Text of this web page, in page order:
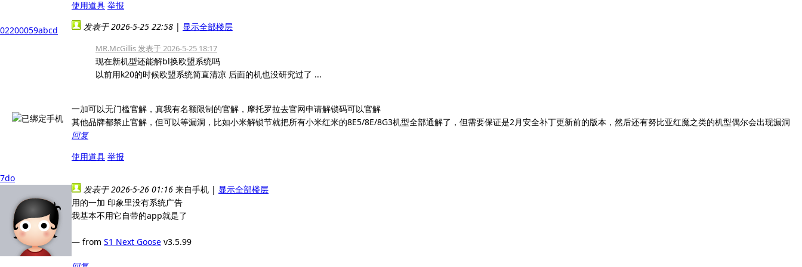
使用道具 举报
02200059abcd 发表于 2026-5-25 22:58 | 显示全部楼层
MR.McGillis 发表于 2026-5-25 18:17
现在新机型还能解bl换欧盟系统吗
以前用k20的时候欧盟系统简直清凉 后面的机也没研究过了 ...
一加可以无门槛官解，真我有名额限制的官解，摩托罗拉去官网申请解锁码可以官解
其他品牌都禁止官解，但可以等漏洞，比如小米解锁节就把所有小米红米的8E5/8E/8G3机型全部通解了，但需要保证是2月安全补丁更新前的版本，然后还有努比亚红魔之类的机型偶尔会出现漏洞
回复
使用道具 举报
7do
发表于 2026-5-26 01:16 来自手机 | 显示全部楼层
用的一加 印象里没有系统广告
我基本不用它自带的app就是了
— from S1 Next Goose v3.5.99